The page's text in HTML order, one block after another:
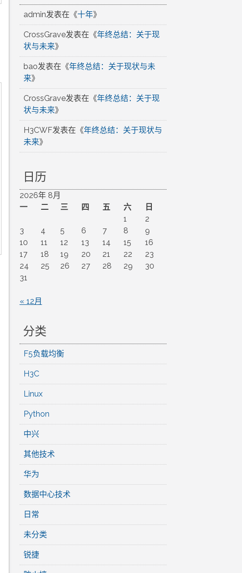
admin发表在《十年》
CrossGrave发表在《年终总结：关于现
状与未来》
bao发表在《年终总结：关于现状与未
来》
CrossGrave发表在《年终总结：关于现
状与未来》
H3CWF发表在《年终总结：关于现状与
未来》
日历
2026年 8月
一
二 三 四 五 六
日
1
2
3
4 5 6 7 8
9
10
11 12 13 14 15
16
17
18 19 20 21 22
23
24
25 26 27 28 29
30
31
« 12月
分类
F5负载均衡
H3C
Linux
Python
中兴
其他技术
华为
数据中心技术
日常
未分类
锐捷